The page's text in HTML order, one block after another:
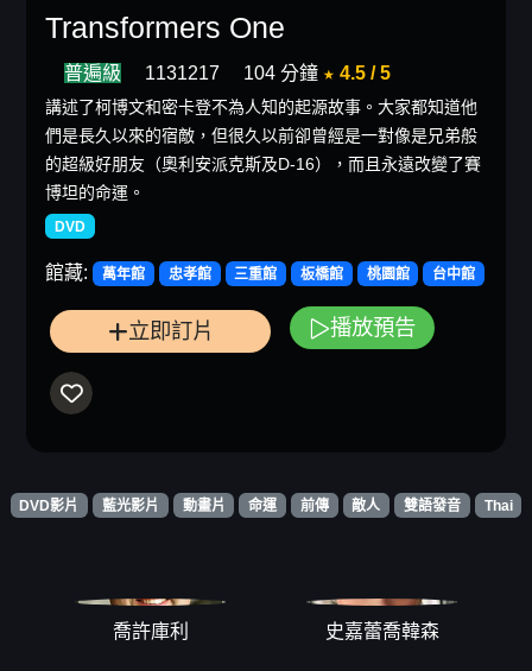
Transformers One
普遍級 1131217 104 分鐘 ★ 4.5 / 5
講述了柯博文和密卡登不為人知的起源故事。大家都知道他
們是長久以來的宿敵，但很久以前卻曾經是一對像是兄弟般
的超級好朋友（奧利安派克斯及D-16），而且永遠改變了賽
博坦的命運。
DVD
館藏: 萬年館 忠孝館 三重館 板橋館 桃園館 台中館
立即訂片 播放預告
DVD影片 藍光影片 動畫片 命運 前傳 敵人 雙語發音 Thai
喬許庫利 史嘉蕾喬韓森